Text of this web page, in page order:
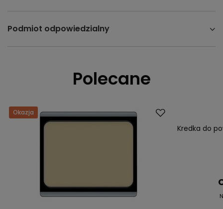
Podmiot odpowiedzialny
Polecane
Okazja
Kredka do